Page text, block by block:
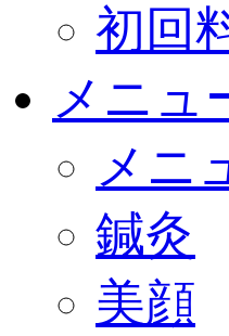
初回
メニュ
メニ
鍼灸
美顔